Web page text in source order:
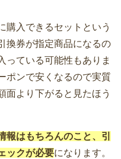
購入できるセットという
換券が指定商品になるの
っている可能性もありま
ポンで安くなるので実質
面より下がると見たほう
報はもちろんのこと、引
ックが必要になります。